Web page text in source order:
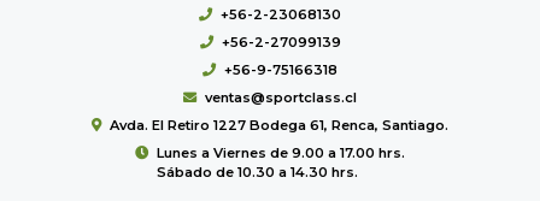
+56-2-23068130
+56-2-27099139
+56-9-75166318
ventas@sportclass.cl
Avda. El Retiro 1227 Bodega 61, Renca, Santiago.
Lunes a Viernes de 9.00 a 17.00 hrs.
Sábado de 10.30 a 14.30 hrs.